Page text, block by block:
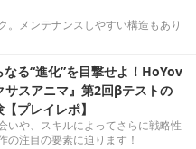
。メンテナンスしやすい構造もあり
る“進化”を目撃せよ！HoYov
スアニマ』第2回βテストの
プレイレポ】
いや、スキルによってさらに戦略性
の注目の要素に迫ります！